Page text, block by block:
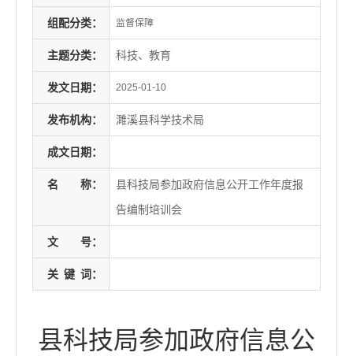
组配分类： 监督保障
主题分类： 科技、教育
发文日期： 2025-01-10
发布机构： 濉溪县科学技术局
成文日期：
名 称：
县科技局参加政府信息公开工作年度报
告编制培训会
文 号：
关 键 词：
县科技局参加政府信息公